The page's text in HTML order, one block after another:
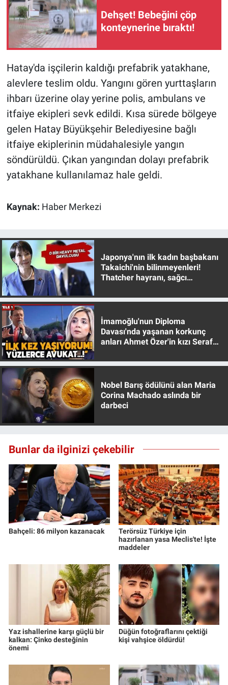
Dehşet! Bebeğini çöp
konteynerine bıraktı!
Hatay'da işçilerin kaldığı prefabrik yatakhane,
alevlere teslim oldu. Yangını gören yurttaşların
ihbarı üzerine olay yerine polis, ambulans ve
itfaiye ekipleri sevk edildi. Kısa sürede bölgeye
gelen Hatay Büyükşehir Belediyesine bağlı
itfaiye ekiplerinin müdahalesiyle yangın
söndürüldü. Çıkan yangından dolayı prefabrik
yatakhane kullanılamaz hale geldi.
Kaynak: Haber Merkezi
Japonya'nın ilk kadın başbakanı
Takaichi'nin bilinmeyenleri!
Thatcher hayranı, sağcı
İmamoğlu'nun Diploma
Davası'nda yaşanan korkunç
anları Ahmet Özer'in kızı Seraf
Nobel Barış ödülünü alan Maria
Corina Machado aslında bir
darbeci
Bunlar da ilginizi çekebilir
Bahçeli: 86 milyon kazanacak
Terörsüz Türkiye için
hazırlanan yasa Meclis'te! İşte
maddeler
Yaz ishallerine karşı güçlü bir
kalkan: Çinko desteğinin
önemi
Düğün fotoğraflarını çektiği
kişi vahşice öldürdü!
Gündem Özel
Günün görüntüsü
Haber
İlan
Kimdir
Koronavirüs
Kültür Sanat
Ne demişti
Popüler
Programlar
Spor
Teknoloji
Türkiye'nin Geleceği
Türkiye'nin Gündemi
Yerel Yaşam
Canlı Yayın